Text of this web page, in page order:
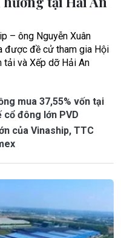
– ông Nguyễn Xuân
được đề cử tham gia Hội
tải và Xếp dỡ Hải An
mua 37,55% vốn tại
đông lớn PVD
của Vinaship, TTC